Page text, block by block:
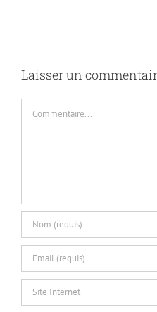
Laisser un